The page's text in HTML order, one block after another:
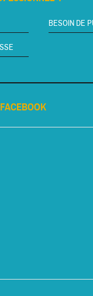
BESOIN DE